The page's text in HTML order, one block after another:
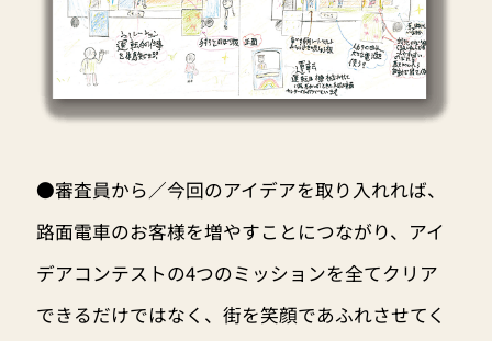
●審査員から／今回のアイデアを取り入れれば、
路面電車のお客様を増やすことにつながり、アイ
デアコンテストの4つのミッションを全てクリア
できるだけではなく、街を笑顔であふれさせてく